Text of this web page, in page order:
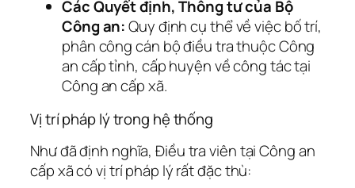
Các Quyết định, Thông tư của Bộ
Công an:Quy định cụ thể về việc bố trí,
phân công cán bộ điều tra thuộc Công
an cấp tỉnh, cấp huyện về công tác tại
Công an cấp xã.
Vị trí pháp lý trong hệ thống
Như đã định nghĩa, Điều tra viên tại Công an
cấp xã có vị trí pháp lý rất đặc thù: